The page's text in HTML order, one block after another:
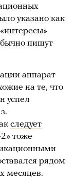
указано как
пишут
аппарат
на те, что
успел
следует
тоже
рядом
месяцев.